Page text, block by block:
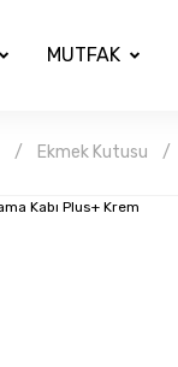
MUTFAK
Ekmek Kutusu